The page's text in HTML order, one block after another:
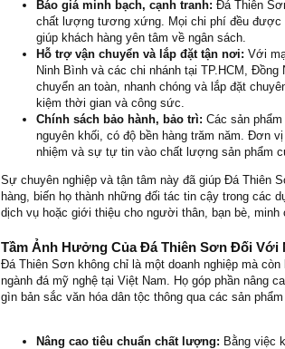
Báo giá minh bạch, cạnh tranh: Đá Thiên
chất lượng tương xứng. Mọi chi phí đều được
giúp khách hàng yên tâm về ngân sách.
Hỗ trợ vận chuyển và lắp đặt tận nơi: Với
Ninh Bình và các chi nhánh tại TP.HCM,
chuyển an toàn, nhanh chóng và lắp đặt
kiệm thời gian và công sức.
Chính sách bảo hành, bảo trì: Các sản
nguyên khối, có độ bền hàng trăm năm. Đơn
nhiệm và sự tự tin vào chất lượng sản phẩm
Sự chuyên nghiệp và tận tâm này đã giúp Đá Thiên
hàng, biến họ thành những đối tác tin cậy trong các
dịch vụ hoặc giới thiệu cho người thân, bạn bè,
Tầm Ảnh Hưởng Của Đá Thiên Sơn Đối Với
Đá Thiên Sơn không chỉ là một doanh nghiệp mà
ngành đá mỹ nghệ tại Việt Nam. Họ góp phần nâng
gìn bản sắc văn hóa dân tộc thông qua các sản phẩm
Nâng cao tiêu chuẩn chất lượng: Bằng việc